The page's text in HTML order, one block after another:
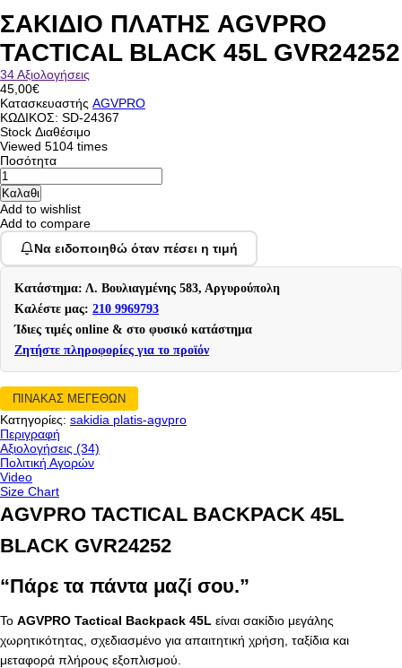
ΣΑΚΙΔΙΟ ΠΛΑΤΗΣ AGVPRO
TACTICAL BLACK 45L GVR24252
34 Αξιολογήσεις
45,00€
Κατασκευαστής AGVPRO
ΚΩΔΙΚΟΣ: SD-24367
Stock Διαθέσιμο
Viewed 5104 times
Ποσότητα
Add to wishlist
Add to compare
Να ειδοποιηθώ όταν πέσει η τιμή
Κατάστημα: Λ. Βουλιαγμένης 583, Αργυρούπολη
Καλέστε μας: 210 9969793
Ίδιες τιμές online & στο φυσικό κατάστημα
Ζητήστε πληροφορίες για το προϊόν
ΠΙΝΑΚΑΣ ΜΕΓΕΘΩΝ
Κατηγορίες: sakidia platis-agvpro
Περιγραφή
Αξιολογήσεις (34)
Πολιτική Αγορών
Video
Size Chart
AGVPRO TACTICAL BACKPACK 45L
BLACK GVR24252
“Πάρε τα πάντα μαζί σου.”
Το AGVPRO Tactical Backpack 45L είναι σακίδιο μεγάλης
χωρητικότητας, σχεδιασμένο για απαιτητική χρήση, ταξίδια και
μεταφορά πλήρους εξοπλισμού.